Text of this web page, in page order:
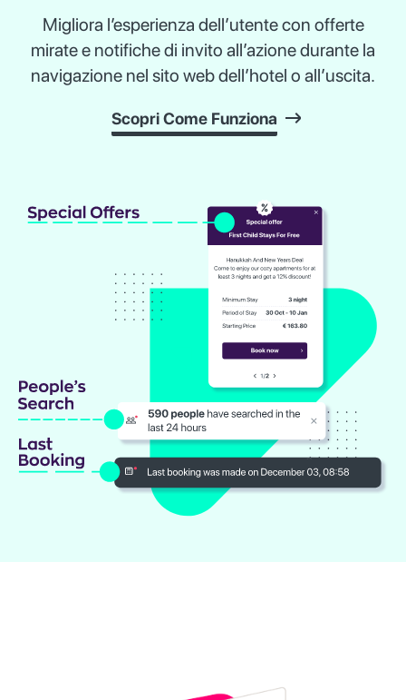
Migliora l’esperienza dell’utente con offerte
mirate e notifiche di invito all’azione durante la
navigazione nel sito web dell’hotel o all’uscita.
Scopri Come Funziona